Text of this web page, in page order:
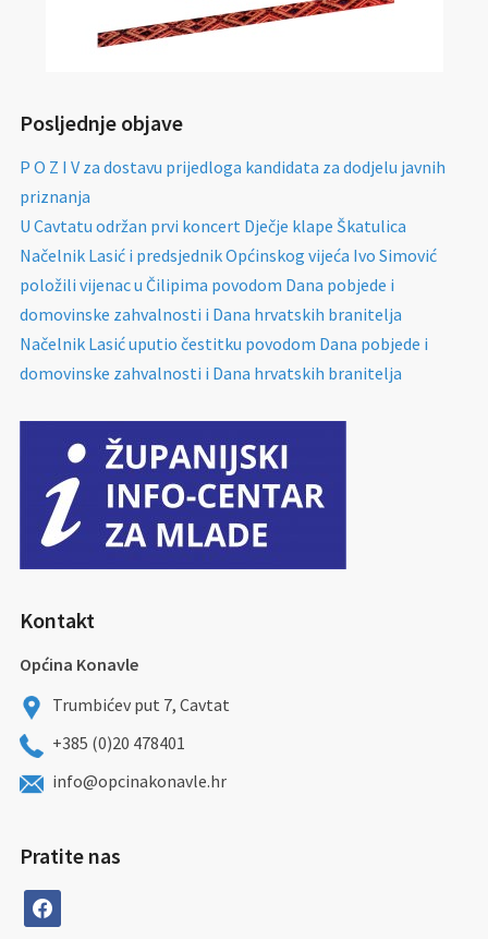
Posljednje objave
P O Z I V za dostavu prijedloga kandidata za dodjelu javnih
priznanja
U Cavtatu održan prvi koncert Dječje klape Škatulica
Načelnik Lasić i predsjednik Općinskog vijeća Ivo Simović
položili vijenac u Čilipima povodom Dana pobjede i
domovinske zahvalnosti i Dana hrvatskih branitelja
Načelnik Lasić uputio čestitku povodom Dana pobjede i
domovinske zahvalnosti i Dana hrvatskih branitelja
Kontakt
Općina Konavle
Trumbićev put 7, Cavtat
+385 (0)20 478401
info@opcinakonavle.hr
Pratite nas
facebook